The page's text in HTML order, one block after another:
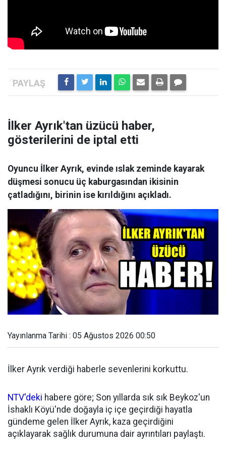
İlker Ayrık'tan üzücü haber,
gösterilerini de iptal etti
Oyuncu İlker Ayrık, evinde ıslak zeminde kayarak
düşmesi sonucu üç kaburgasından ikisinin
çatladığını, birinin ise kırıldığını açıkladı.
Yayınlanma Tarihi : 05 Ağustos 2026 00:50
İlker Ayrık verdiği haberle sevenlerini korkuttu.
NTV'deki habere göre; Son yıllarda sık sık Beykoz'un
İshaklı Köyü'nde doğayla iç içe geçirdiği hayatla
gündeme gelen İlker Ayrık, kaza geçirdiğini
açıklayarak sağlık durumuna dair ayrıntıları paylaştı.